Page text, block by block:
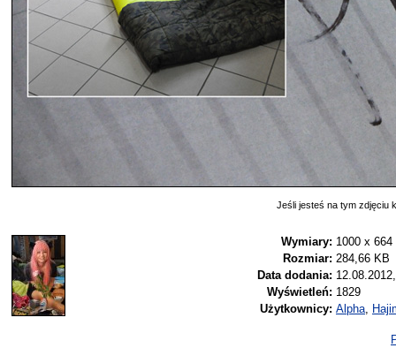
Jeśli jesteś na tym zdjęciu
Wymiary: 1000 x 664
Rozmiar: 284,66 KB
Data dodania:
Wyświetleń: 1829
Użytkownicy: Alpha